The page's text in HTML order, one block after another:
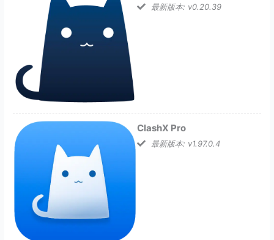
最新版本: v0.20.39
ClashX Pro
最新版本: v1.97.0.4